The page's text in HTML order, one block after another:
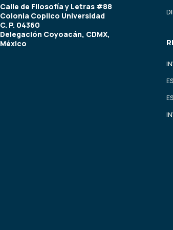
Calle de Filosofía y Letras #88
Colonia Copilco Universidad
C. P. 04360
Delegación Coyoacán, CDMX,
México